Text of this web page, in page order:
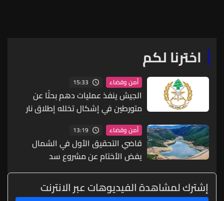
اخترنا لكم
أمن وقضاء 15:33
الجيش ينفذ عمليات دهم بحثًا عن
متورطين في إشكال تخلله إطلاق نار
خيمة مزروعة بالماريجوانا
أمن وقضاء 13:19
قاضي التحقيق الأول في الشمال
يفض الأختام عن مشروع سد
المسيلحة
إشترك لمشاهدة الفيديوهات عبر الانترنت